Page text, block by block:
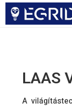
LAAS
A